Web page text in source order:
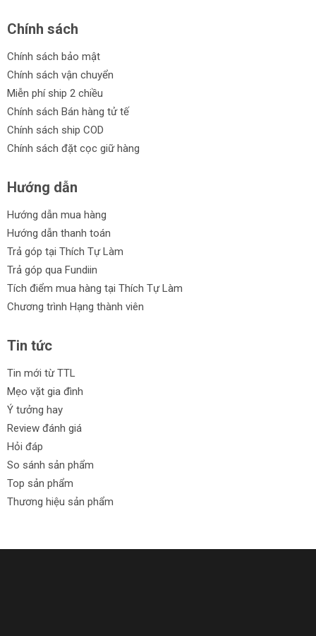
Chính sách
Chính sách bảo mật
Chính sách vận chuyển
Miễn phí ship 2 chiều
Chính sách Bán hàng tử tế
Chính sách ship COD
Chính sách đặt cọc giữ hàng
Hướng dẫn
Hướng dẫn mua hàng
Hướng dẫn thanh toán
Trả góp tại Thích Tự Làm
Trả góp qua Fundiin
Tích điểm mua hàng tại Thích Tự Làm
Chương trình Hạng thành viên
Tin tức
Tin mới từ TTL
Mẹo vặt gia đình
Ý tưởng hay
Review đánh giá
Hỏi đáp
So sánh sản phẩm
Top sản phẩm
Thương hiệu sản phẩm